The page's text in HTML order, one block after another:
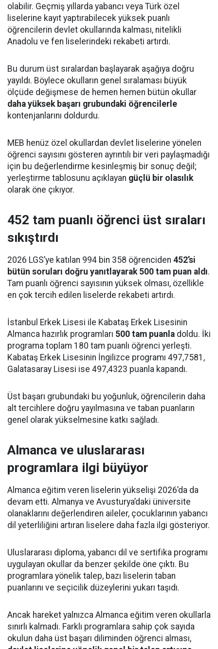
olabilir. Geçmiş yıllarda yabancı veya Türk özel
liselerine kayıt yaptırabilecek yüksek puanlı
öğrencilerin devlet okullarında kalması, nitelikli
Anadolu ve fen liselerindeki rekabeti artırdı.
Bu durum üst sıralardan başlayarak aşağıya doğru
yayıldı. Böylece okulların genel sıralaması büyük
ölçüde değişmese de hemen hemen bütün okullar
daha yüksek başarı grubundaki öğrencilerle
kontenjanlarını doldurdu.
MEB henüz özel okullardan devlet liselerine yönelen
öğrenci sayısını gösteren ayrıntılı bir veri paylaşmadığı
için bu değerlendirme kesinleşmiş bir sonuç değil;
yerleştirme tablosunu açıklayan güçlü bir olasılık
olarak öne çıkıyor.
452 tam puanlı öğrenci üst sıraları
sıkıştırdı
2026 LGS’ye katılan 994 bin 358 öğrenciden 452’si
bütün soruları doğru yanıtlayarak 500 tam puan aldı.
Tam puanlı öğrenci sayısının yüksek olması, özellikle
en çok tercih edilen liselerde rekabeti artırdı.
İstanbul Erkek Lisesi ile Kabataş Erkek Lisesinin
Almanca hazırlık programları 500 tam puanla doldu. İki
programa toplam 180 tam puanlı öğrenci yerleşti.
Kabataş Erkek Lisesinin İngilizce programı 497,7581,
Galatasaray Lisesi ise 497,4323 puanla kapandı.
Üst başarı grubundaki bu yoğunluk, öğrencilerin daha
alt tercihlere doğru yayılmasına ve taban puanların
genel olarak yükselmesine katkı sağladı.
Almanca ve uluslararası
programlara ilgi büyüyor
Almanca eğitim veren liselerin yükselişi 2026’da da
devam etti. Almanya ve Avusturya’daki üniversite
olanaklarını değerlendiren aileler, çocuklarının yabancı
dil yeterliliğini artıran liselere daha fazla ilgi gösteriyor.
Uluslararası diploma, yabancı dil ve sertifika programı
uygulayan okullar da benzer şekilde öne çıktı. Bu
programlara yönelik talep, bazı liselerin taban
puanlarını ve seçicilik düzeylerini yukarı taşıdı.
Ancak hareket yalnızca Almanca eğitim veren okullarla
sınırlı kalmadı. Farklı programlara sahip çok sayıda
okulun daha üst başarı diliminden öğrenci alması,